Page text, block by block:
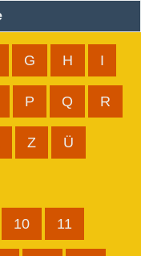
G H I
P Q R
Z Ü
10 11